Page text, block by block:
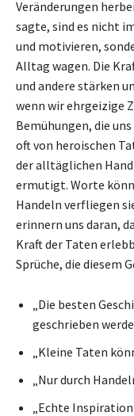
Veränderungen
sagte, sind es nicht
und motivieren,
Alltag wagen. Die
und andere stärken
wenn wir ehrgeizige
Bemühungen, die
oft von heroischen
der alltäglichen
ermutigt. Worte
Handeln verfliegen
erinnern uns daran,
Kraft der Taten
Sprüche, die diesem
„Die besten
geschrieben
„Kleine Taten
„Nur durch
„Echte